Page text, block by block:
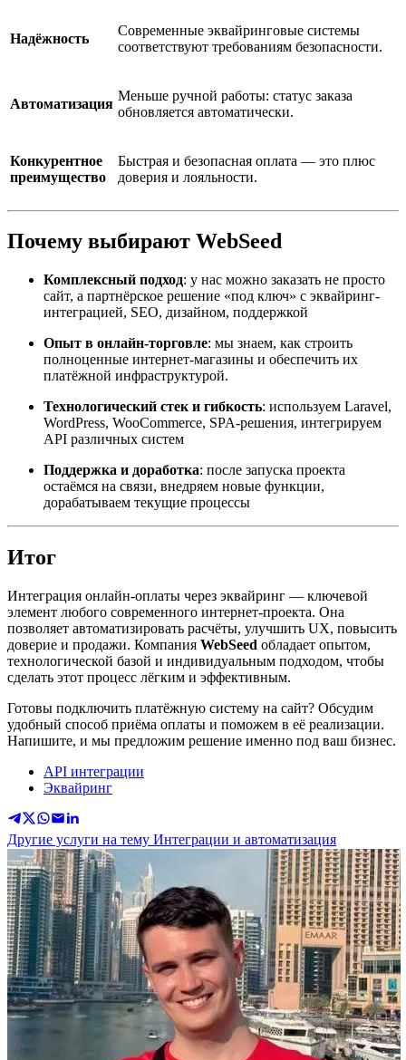
Надёжность
Современные эквайринговые системы
соответствуют требованиям безопасности.
Автоматизация
Меньше ручной работы: статус заказа
обновляется автоматически.
Конкурентное
преимущество
Быстрая и безопасная оплата — это плюс
доверия и лояльности.
Почему выбирают WebSeed
Комплексный подход: у нас можно заказать не просто
сайт, а партнёрское решение «под ключ» с эквайринг-
интеграцией, SEO, дизайном, поддержкой
Опыт в онлайн-торговле: мы знаем, как строить
полноценные интернет-магазины и обеспечить их
платёжной инфраструктурой.
Технологический стек и гибкость: используем Laravel,
WordPress, WooCommerce, SPA-решения, интегрируем
API различных систем
Поддержка и доработка: после запуска проекта
остаёмся на связи, внедряем новые функции,
дорабатываем текущие процессы
Итог
Интеграция онлайн-оплаты через эквайринг — ключевой
элемент любого современного интернет-проекта. Она
позволяет автоматизировать расчёты, улучшить UX, повысить
доверие и продажи. Компания WebSeed обладает опытом,
технологической базой и индивидуальным подходом, чтобы
сделать этот процесс лёгким и эффективным.
Готовы подключить платёжную систему на сайт? Обсудим
удобный способ приёма оплаты и поможем в её реализации.
Напишите, и мы предложим решение именно под ваш бизнес.
API интеграции
Эквайринг
Другие услуги на тему Интеграции и автоматизация